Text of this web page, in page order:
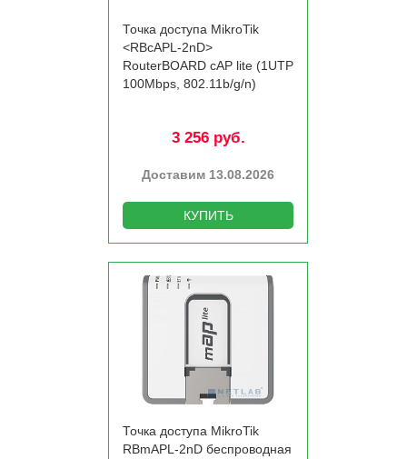
Точка доступа MikroTik
<RBcAPL-2nD>
RouterBOARD cAP lite (1UTP
100Mbps, 802.11b/­g/­n)
3 256 руб.
Доставим 13.08.2026
КУПИТЬ
Точка доступа MikroTik
RBmAPL-2nD беспроводная